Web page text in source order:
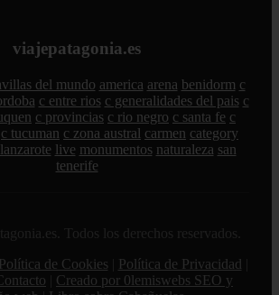
viajepatagonia.es
del mundo america arena benidorm c
c entre rios c generalidades del pais c
c provincias c rio negro c santa fe c
c tucuman c zona austral carmen category
lanzarote live monumentos naturaleza san
tenerife
Todos los derechos reservados.
Política de Cookies Política de Privacidad
Creado por 0lemiswebs SEO y